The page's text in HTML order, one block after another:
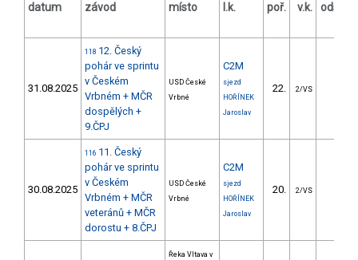
datum závod místo l.k. poř. v.k.
odstup
31.08.2025
118 12. Český
pohár ve sprintu
v Českém
Vrbném + MČR
dospělých +
9.ČPJ
USD České
Vrbné
C2M
sjezd
HOŘÍNEK
Jaroslav
22. 2/VS
30.08.2025
116 11. Český
pohár ve sprintu
v Českém
Vrbném + MČR
veteránů + MČR
dorostu + 8.ČPJ
USD České
Vrbné
C2M
sjezd
HOŘÍNEK
Jaroslav
20. 2/VS
Řeka Vltava v